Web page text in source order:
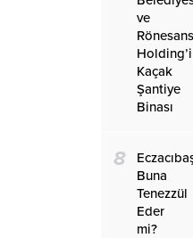
ve
Kaçak
Şantiye
Binası
8
Buna
Tenezzül
Eder
mi?